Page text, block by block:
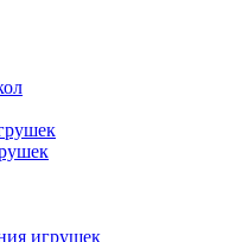
игрушек